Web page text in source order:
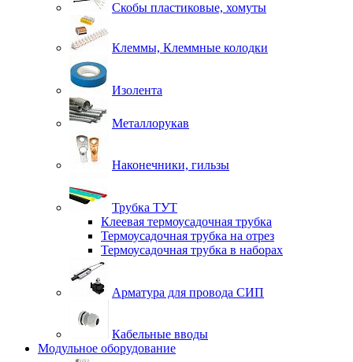
Скобы пластиковые, хомуты
Клеммы, Клеммные колодки
Изолента
Металлорукав
Наконечники, гильзы
Трубка ТУТ
Клеевая термоусадочная трубка
Термоусадочная трубка на отрез
Термоусадочная трубка в наборах
Арматура для провода СИП
Кабельные вводы
Модульное оборудование